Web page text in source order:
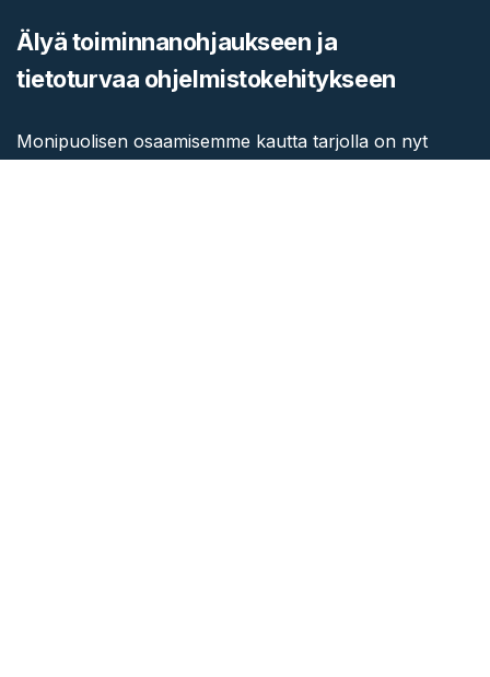
Älyä toiminnanohjaukseen ja
tietoturvaa ohjelmistokehitykseen
Monipuolisen osaamisemme kautta tarjolla on nyt
vahva kombinaatio tekoälyn, toiminnan tehostamisen